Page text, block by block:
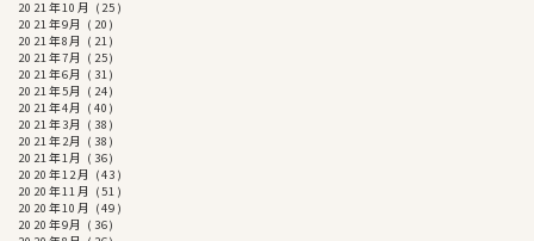
2021年10月 (25)
2021年9月 (20)
2021年8月 (21)
2021年7月 (25)
2021年6月 (31)
2021年5月 (24)
2021年4月 (40)
2021年3月 (38)
2021年2月 (38)
2021年1月 (36)
2020年12月 (43)
2020年11月 (51)
2020年10月 (49)
2020年9月 (36)